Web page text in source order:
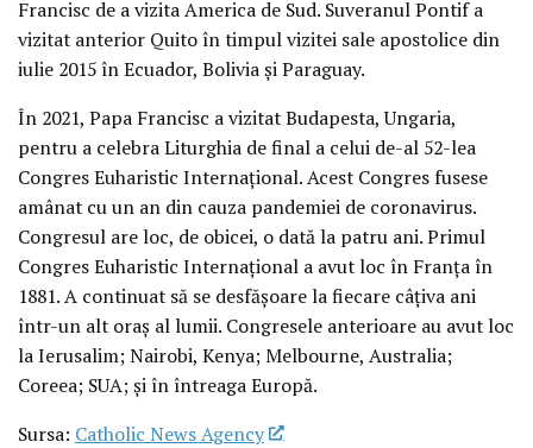
Francisc de a vizita America de Sud. Suveranul Pontif a
vizitat anterior Quito în timpul vizitei sale apostolice din
iulie 2015 în Ecuador, Bolivia și Paraguay.
În 2021, Papa Francisc a vizitat Budapesta, Ungaria,
pentru a celebra Liturghia de final a celui de-al 52-lea
Congres Euharistic Internațional. Acest Congres fusese
amânat cu un an din cauza pandemiei de coronavirus.
Congresul are loc, de obicei, o dată la patru ani. Primul
Congres Euharistic Internațional a avut loc în Franța în
1881. A continuat să se desfășoare la fiecare câțiva ani
într-un alt oraș al lumii. Congresele anterioare au avut loc
la Ierusalim; Nairobi, Kenya; Melbourne, Australia;
Coreea; SUA; și în întreaga Europă.
Sursa: Catholic News Agency